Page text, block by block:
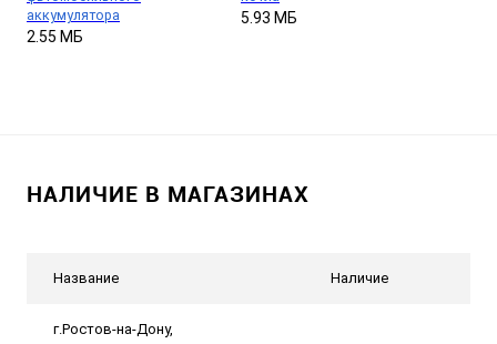
аккумулятора
2.55 МБ
5.93 МБ
НАЛИЧИЕ В МАГАЗИНАХ
Название Наличие
г.Ростов-на-Дону,